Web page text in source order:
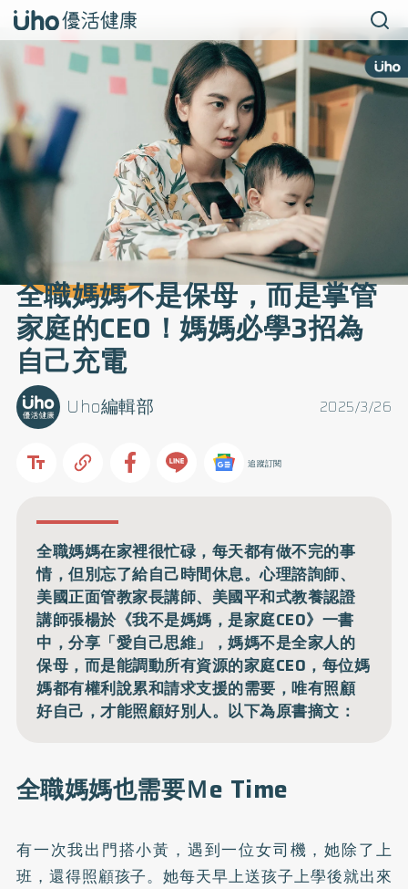
全職媽媽不是保母，而是掌管
家庭的CEO！媽媽必學3招為
自己充電
2025/3/26
Uho編輯部
追蹤訂閱
全職媽媽在家裡很忙碌，每天都有做不完的事
情，但別忘了給自己時間休息。心理諮詢師、
美國正面管教家長講師、美國平和式教養認證
講師張楊於《我不是媽媽，是家庭CEO》一書
中，分享「愛自己思維」，媽媽不是全家人的
保母，而是能調動所有資源的家庭CEO，每位媽
媽都有權利說累和請求支援的需要，唯有照顧
好自己，才能照顧好別人。以下為原書摘文：
全職媽媽也需要Ｍe Time
有一次我出門搭小黃，遇到一位女司機，她除了上
班，還得照顧孩子。她每天早上送孩子上學後就出來